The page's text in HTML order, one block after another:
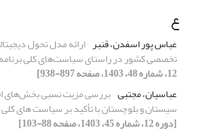
ع
عباس پور اسفدن، قنبر ارائه مدل تحول
تخصصی کشور در راستای سیاست‌های کلی
12، شماره 48، 1403، صفحه 897-938]
عباسیان، مجتبی بررسی مزیت نسبی بخش‌های
سیستان و بلوچستان با تأکید بر سیاست های
[دوره 12، شماره 45، 1403، صفحه 88-103]